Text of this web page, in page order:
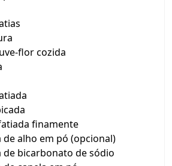
flor cozida
finamente
de alho em pó (opcional)
de bicarbonato de sódio